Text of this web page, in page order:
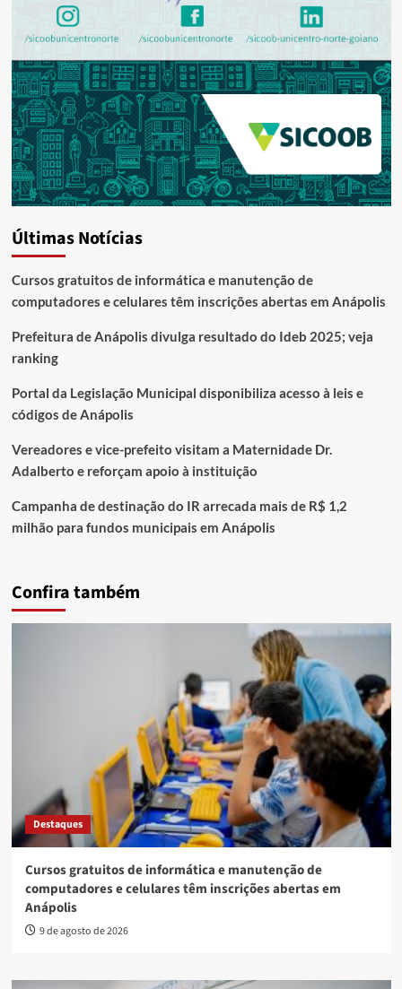
Últimas Notícias
Cursos gratuitos de informática e manutenção de
computadores e celulares têm inscrições abertas em Anápolis
Prefeitura de Anápolis divulga resultado do Ideb 2025; veja
ranking
Portal da Legislação Municipal disponibiliza acesso à leis e
códigos de Anápolis
Vereadores e vice-prefeito visitam a Maternidade Dr.
Adalberto e reforçam apoio à instituição
Campanha de destinação do IR arrecada mais de R$ 1,2
milhão para fundos municipais em Anápolis
Confira também
Destaques
Cursos gratuitos de informática e manutenção de
computadores e celulares têm inscrições abertas em
Anápolis
9 de agosto de 2026